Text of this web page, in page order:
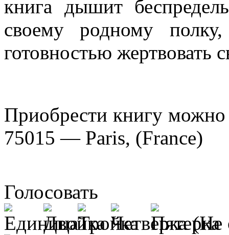
книга дышит
своему родному
готовностью жертвовать
Приобрести книгу
75015 — Paris, (France)
Голосовать
(Не